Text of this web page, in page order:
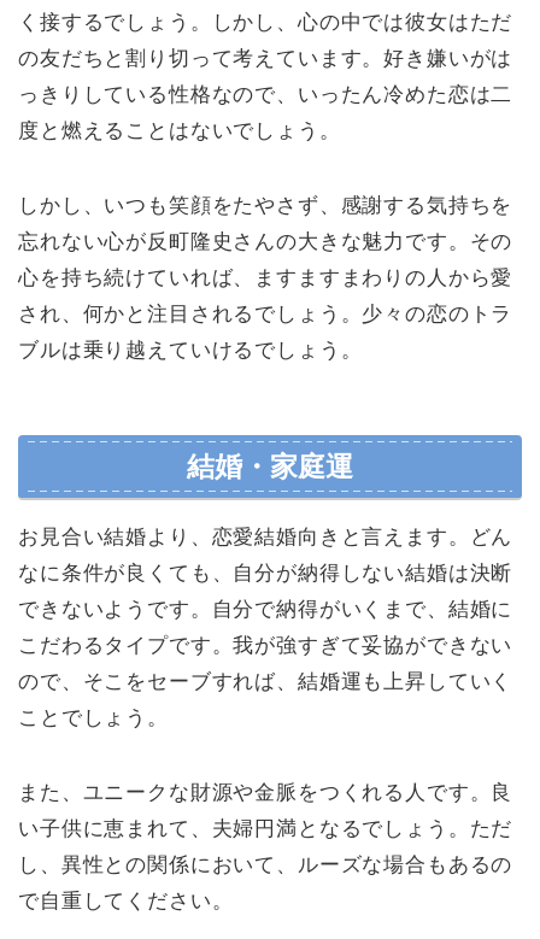
く接するでしょう。しかし、心の中では彼女はただ
の友だちと割り切って考えています。好き嫌いがは
っきりしている性格なので、いったん冷めた恋は二
度と燃えることはないでしょう。
しかし、いつも笑顔をたやさず、感謝する気持ちを
忘れない心が反町隆史さんの大きな魅力です。その
心を持ち続けていれば、ますますまわりの人から愛
され、何かと注目されるでしょう。少々の恋のトラ
ブルは乗り越えていけるでしょう。
結婚・家庭運
お見合い結婚より、恋愛結婚向きと言えます。どん
なに条件が良くても、自分が納得しない結婚は決断
できないようです。自分で納得がいくまで、結婚に
こだわるタイプです。我が強すぎて妥協ができない
ので、そこをセーブすれば、結婚運も上昇していく
ことでしょう。
また、ユニークな財源や金脈をつくれる人です。良
い子供に恵まれて、夫婦円満となるでしょう。ただ
し、異性との関係において、ルーズな場合もあるの
で自重してください。